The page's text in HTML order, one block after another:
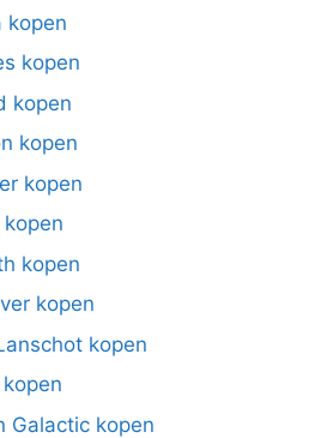
kopen
kopen
kopen
kopen
kopen
kopen
kopen
kopen
Galactic kopen